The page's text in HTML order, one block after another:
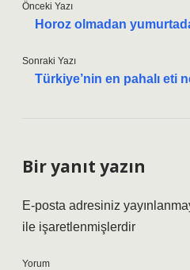
Önceki Yazı
Horoz olmadan
Sonraki Yazı
Türkiye’nin en pahalı eti
Bir yanıt yazın
E-posta adresiniz
ile işaretlenmişlerdir
Yorum